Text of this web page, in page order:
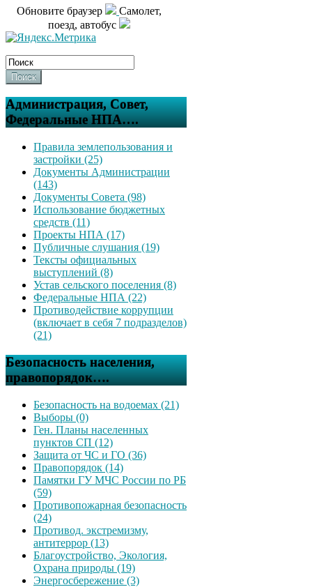
Обновите браузер
Самолет,
поезд, автобус
Поиск
Администрация, Совет,
Федеральные НПА….
Правила землепользования и
застройки (25)
Документы Администрации
(143)
Документы Совета (98)
Использование бюджетных
средств (11)
Проекты НПА (17)
Публичные слушания (19)
Тексты официальных
выступлений (8)
Устав сельского поселения (8)
Федеральные НПА (22)
Противодействие коррупции
(включает в себя 7 подразделов)
(21)
Безопасность населения,
правопорядок….
Безопасность на водоемах (21)
Выборы (0)
Ген. Планы населенных
пунктов СП (12)
Защита от ЧС и ГО (36)
Правопорядок (14)
Памятки ГУ МЧС России по РБ
(59)
Противопожарная безопасность
(24)
Противод. экстремизму,
антитеррор (13)
Благоустройство, Экология,
Охрана природы (19)
Энергосбережение (3)